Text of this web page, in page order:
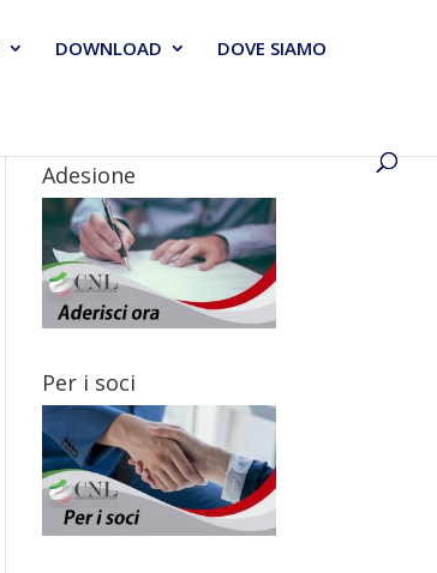
DOWNLOAD DOVE SIAMO
Adesione
Per i soci